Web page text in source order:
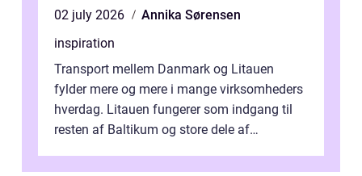
02 july 2026
Annika Sørensen
inspiration
Transport mellem Danmark og Litauen
fylder mere og mere i mange virksomheders
hverdag. Litauen fungerer som indgang til
resten af Baltikum og store dele af